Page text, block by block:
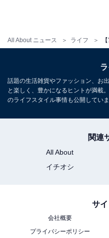
All About ニュース ライフ
宿泊可否
話題の生活雑貨やファッション、お
と楽しく、豊かになるヒントが満載
のライフスタイル事情も公開していま
関連
All About
イチオシ
サ
会社概要
プライバシーポリシー